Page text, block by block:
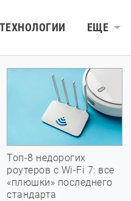
ТЕХНОЛОГИИ ЕЩЕ
Топ-8 недорогих
роутеров с Wi-Fi 7: все
«плюшки» последнего
стандарта